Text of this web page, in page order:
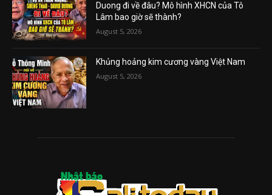
Duong đi về đâu? Mô hình XHCN của Tô
Lâm bao giờ sẽ thành?
August 5, 2026
Khủng hoảng kim cương vàng Việt Nam
August 5, 2026